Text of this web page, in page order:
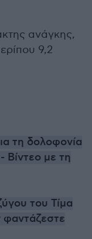
ανάγκης,
9,2
τη δολοφονία
Βίντεο με τη
του Τίμα
φαντάζεστε